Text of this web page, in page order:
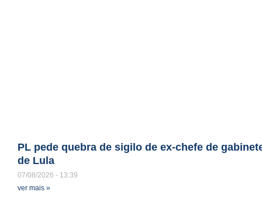
PL pede quebra de sigilo de ex-chefe de
de Lula
07/08/2026
13:39
ver mais »